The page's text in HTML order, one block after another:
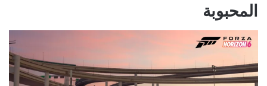
المحبوبة